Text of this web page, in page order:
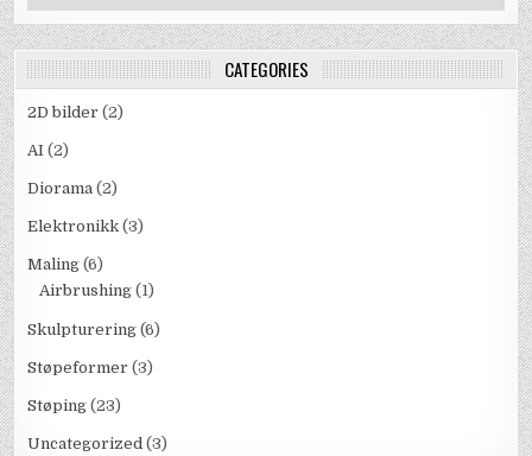
CATEGORIES
2D bilder (2)
AI (2)
Diorama (2)
Elektronikk (3)
Maling (6)
Airbrushing (1)
Skulpturering (6)
Støpeformer (3)
Støping (23)
Uncategorized (3)